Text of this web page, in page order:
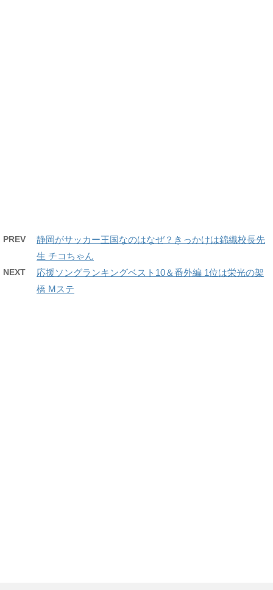
PREV
静岡がサッカー王国なのはなぜ？きっかけは錦織校長先
生 チコちゃん
NEXT
応援ソングランキングベスト10＆番外編 1位は栄光の架
橋 Mステ